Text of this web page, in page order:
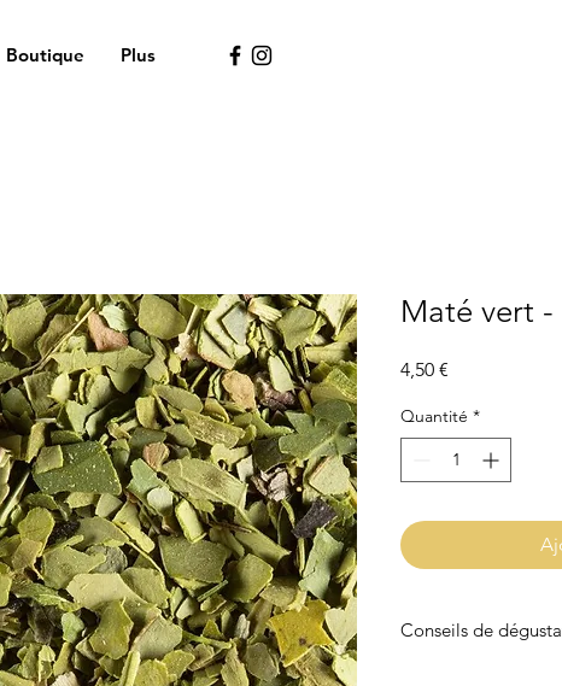
Boutique Plus
Maté vert -
4,50 €
Quantité *
Conseils de